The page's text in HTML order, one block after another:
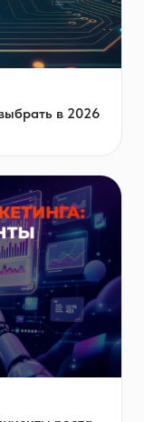
в 2026